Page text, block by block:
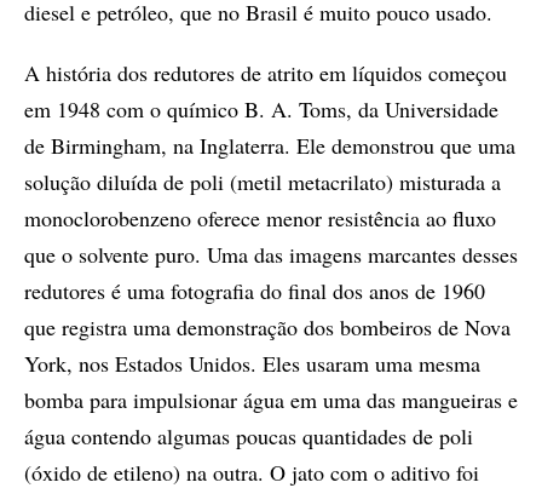
diesel e petróleo, que no Brasil é muito pouco usado.
A história dos redutores de atrito em líquidos começou
em 1948 com o químico B. A. Toms, da Universidade
de Birmingham, na Inglaterra. Ele demonstrou que uma
solução diluída de poli (metil metacrilato) misturada a
monoclorobenzeno oferece menor resistência ao fluxo
que o solvente puro. Uma das imagens marcantes desses
redutores é uma fotografia do final dos anos de 1960
que registra uma demonstração dos bombeiros de Nova
York, nos Estados Unidos. Eles usaram uma mesma
bomba para impulsionar água em uma das mangueiras e
água contendo algumas poucas quantidades de poli
(óxido de etileno) na outra. O jato com o aditivo foi